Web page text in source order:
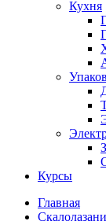
Кухня
Курсы
Главная